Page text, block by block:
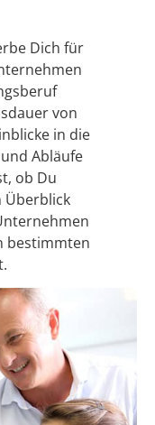
Dich für
von
in die
Abläufe
ob Du
Überblick
bestimmten